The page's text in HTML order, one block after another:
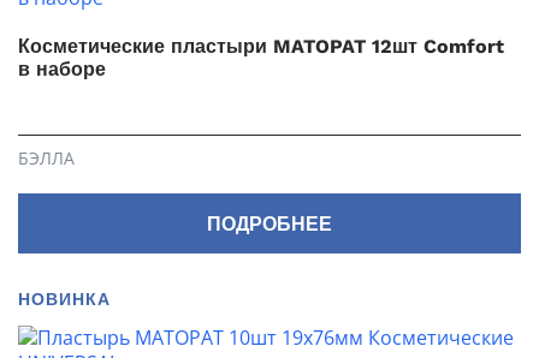
Косметические пластыри MATOPAT 12шт Comfort
в наборе
БЭЛЛА
ПОДРОБНЕЕ
НОВИНКА